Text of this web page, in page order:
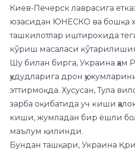
Киев-Печерск лаврасига
юзасидан ЮНЕСКО ва бошқа
ташкилотлар иштирокида
кўриш масаласи
Шу билан бирга, Украина ҳам
ҳудудларига дрон
эттирмоқда. Хусусан, Тула
зарба оқибатида уч киши
киши, жумладан бир ёшли
маълум қилинди.
Бундан ташқари, Украина